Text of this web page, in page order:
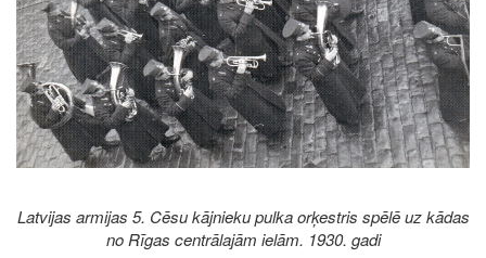
Latvijas armijas 5. Cēsu kājnieku pulka orķestris spēlē uz kādas
no Rīgas centrālajām ielām. 1930. gadi